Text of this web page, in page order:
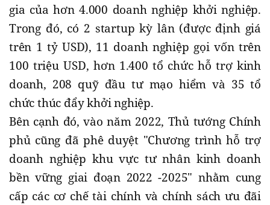
gia của hơn 4.000 doanh nghiệp khởi nghiệp.
Trong đó, có 2 startup kỳ lân (được định giá
trên 1 tỷ USD), 11 doanh nghiệp gọi vốn trên
100 triệu USD, hơn 1.400 tổ chức hỗ trợ kinh
doanh, 208 quỹ đầu tư mạo hiểm và 35 tổ
chức thúc đẩy khởi nghiệp.
Bên cạnh đó, vào năm 2022, Thủ tướng Chính
phủ cũng đã phê duyệt "Chương trình hỗ trợ
doanh nghiệp khu vực tư nhân kinh doanh
bền vững giai đoạn 2022 -2025" nhằm cung
cấp các cơ chế tài chính và chính sách ưu đãi